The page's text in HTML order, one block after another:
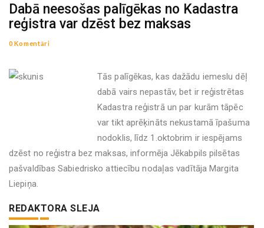
Dabā neesošas palīgēkas no Kadastra
reģistra var dzēst bez maksas
0 Komentāri
Tās palīgēkas, kas dažādu iemeslu dēļ
dabā vairs nepastāv, bet ir reģistrētas
Kadastra reģistrā un par kurām tāpēc
var tikt aprēķināts nekustamā īpašuma
nodoklis, līdz 1.oktobrim ir iespējams
dzēst no reģistra bez maksas, informēja Jēkabpils pilsētas
pašvaldības Sabiedrisko attiecību nodaļas vadītāja Margita
Liepiņa.
REDAKTORA SLEJA